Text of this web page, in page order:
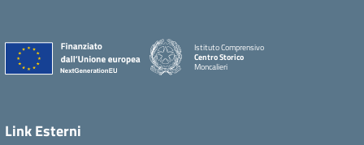
Istituto Comprensivo
Centro Storico
Moncalieri
Link Esterni